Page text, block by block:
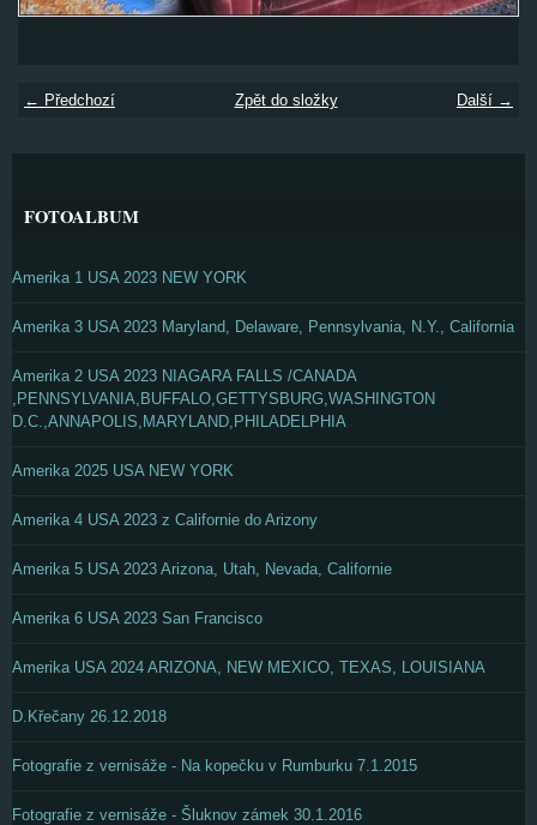
← Předchozí Další →
Zpět do složky
FOTOALBUM
Amerika 1 USA 2023 NEW YORK
Amerika 3 USA 2023 Maryland, Delaware, Pennsylvania, N.Y., California
Amerika 2 USA 2023 NIAGARA FALLS /CANADA
,PENNSYLVANIA,BUFFALO,GETTYSBURG,WASHINGTON
D.C.,ANNAPOLIS,MARYLAND,PHILADELPHIA
Amerika 2025 USA NEW YORK
Amerika 4 USA 2023 z Californie do Arizony
Amerika 5 USA 2023 Arizona, Utah, Nevada, Californie
Amerika 6 USA 2023 San Francisco
Amerika USA 2024 ARIZONA, NEW MEXICO, TEXAS, LOUISIANA
D.Křečany 26.12.2018
Fotografie z vernisáže - Na kopečku v Rumburku 7.1.2015
Fotografie z vernisáže - Šluknov zámek 30.1.2016